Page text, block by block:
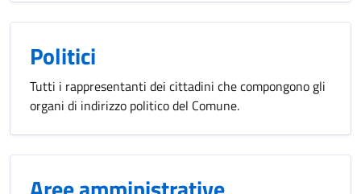
Politici
Tutti i rappresentanti dei cittadini che compongono gli
organi di indirizzo politico del Comune.